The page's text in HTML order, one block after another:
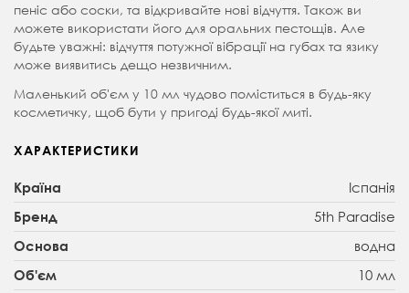
пеніс або соски, та відкривайте нові відчуття. Також ви
можете використати його для оральних пестощів. Але
будьте уважні: відчуття потужної вібрації на губах та язику
може виявитись дещо незвичним.
Маленький об'єм у 10 мл чудово поміститься в будь-яку
косметичку, щоб бути у пригоді будь-якої миті.
ХАРАКТЕРИСТИКИ
Країна Іспанія
Бренд 5th Paradise
Основа водна
Об'єм 10 мл